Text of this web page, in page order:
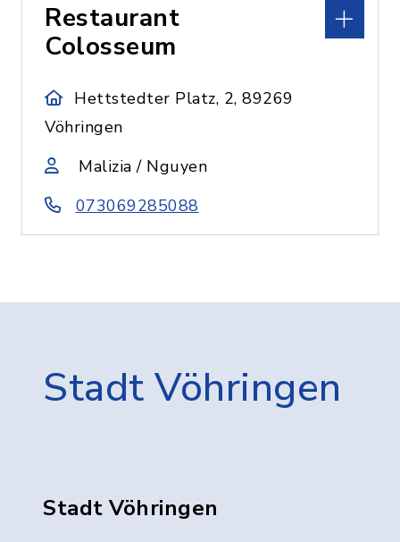
Restaurant
Colosseum
Hettstedter Platz, 2, 89269
Vöhringen
Malizia / Nguyen
073069285088
Stadt Vöhringen
Stadt Vöhringen